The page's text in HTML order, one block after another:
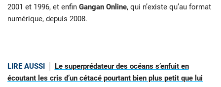
2001 et 1996, et enfin Gangan Online, qui n’existe qu’au format
numérique, depuis 2008.
LIRE AUSSI
Le superprédateur des océans s’enfuit en
écoutant les cris d’un cétacé pourtant bien plus petit que lui